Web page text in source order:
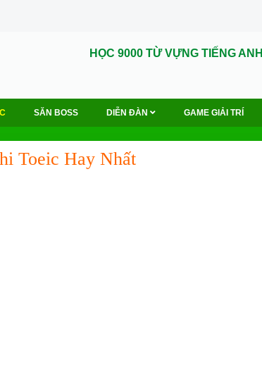
HỌC 9000 TỪ VỰNG TIẾNG ANH
SĂN BOSS DIỄN ĐÀN GAME GIẢI TRÍ
Toeic Hay Nhất